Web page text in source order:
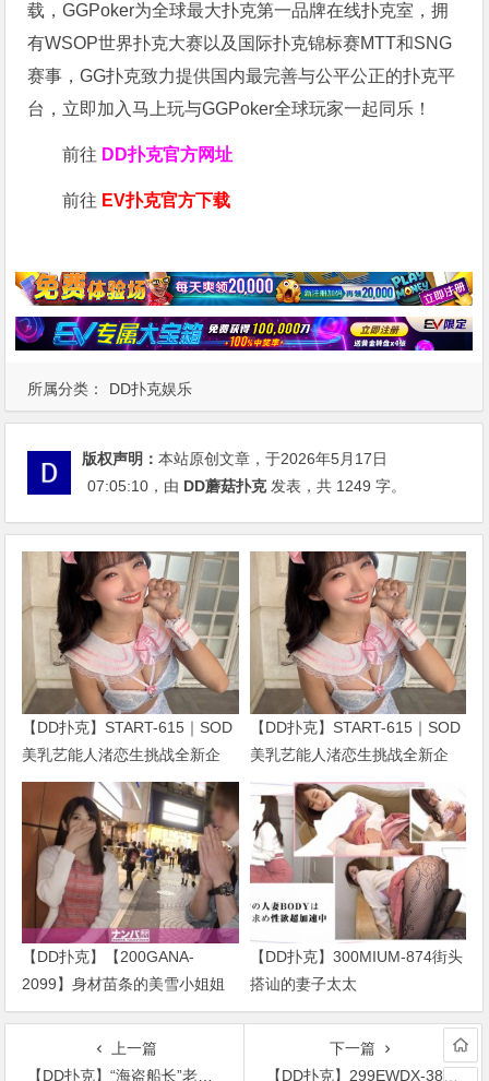
所属分类： DD扑克娱乐
载，GGPoker为全球最大扑克第一品牌在线扑克室，拥
有WSOP世界扑克大赛以及国际扑克锦标赛MTT和SNG
赛事，GG扑克致力提供国内最完善与公平公正的扑克平
台，立即加入马上玩与GGPoker全球玩家一起同乐！
前往 DD扑克官方网址
前往 EV扑克官方下载
版权声明：本站原创文章，于2026年5月17日
07:05:10 ，由 DD蘑菇扑克发表，共 1249 字。
【DD扑克】START-615｜SOD
美乳艺能人渚恋生挑战全新企
划！剧情全面升级引发关注
【DD扑克】START-615｜SOD
美乳艺能人渚恋生挑战全新企
划！剧情全面升级引发关注
【DD扑克】【200GANA-
2099】身材苗条的美雪小姐姐
【DD扑克】300MIUM-874街头
搭讪的妻子太太
上一篇
【DD扑克】“海盗船长”老虎机玩法解析：主题、机制与策略指南
下一篇
【DD扑克】299EWDX-388黑丝美腿妻子